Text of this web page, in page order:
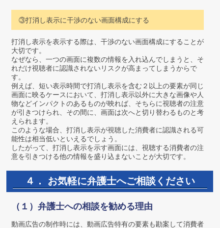
③打消し表示に干渉のない画面構成にする
打消し表示を表示する際は、干渉のない画面構成にすることが
大切です。
なぜなら、一つの画面に複数の情報を入れ込んでしまうと、そ
れだけ視聴者に認識されないリスクが高まってしまうからで
す。
例えば、短い表示時間で打消し表示を含む２以上の要素が同じ
画面に映るケースにおいて、打消し表示以外に大きな画像や人
物などインパクトのあるものが映れば、そちらに視聴者の注意
が引きつけられ、その間に、画面は次へと切り替わるものと考
えられます。
このような場合、打消し表示が視聴した消費者に認識される可
能性は相当低いといえるでしょう。
したがって、打消し表示を示す画面には、視聴する消費者の注
意を引きつける他の情報を盛り込まないことが大切です。
４． お気軽に弁護士へご相談ください
（１）弁護士への相談を勧める理由
動画広告の制作時には、動画広告特有の要素も勘案して消費者